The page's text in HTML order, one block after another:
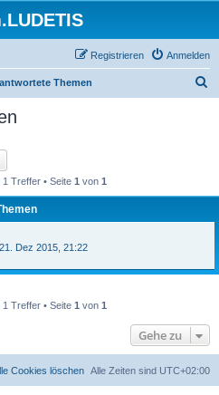
Anmelden
Registrieren
Themen
Treffer • Seite 1 von 1
Dez 2015, 21:22
Treffer • Seite 1 von 1
Gehe zu
Alle Zeiten sind UTC+02:00
Cookies löschen